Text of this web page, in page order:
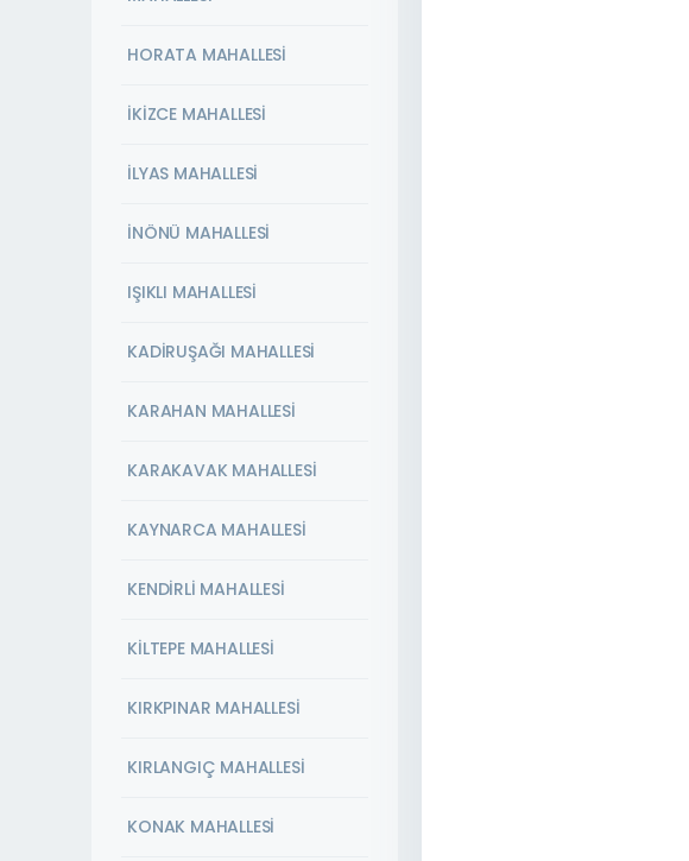
HORATA MAHALLESİ
İKİZCE MAHALLESİ
İLYAS MAHALLESİ
İNÖNÜ MAHALLESİ
IŞIKLI MAHALLESİ
KADİRUŞAĞI MAHALLESİ
KARAHAN MAHALLESİ
KARAKAVAK MAHALLESİ
KAYNARCA MAHALLESİ
KENDİRLİ MAHALLESİ
KİLTEPE MAHALLESİ
KIRKPINAR MAHALLESİ
KIRLANGIÇ MAHALLESİ
KONAK MAHALLESİ